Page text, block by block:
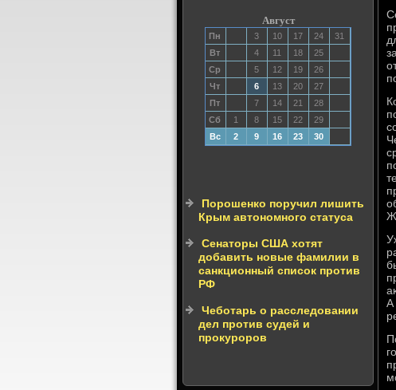
Август
Пн 3 10 17 24
31
Вт
4 11 18
25
Ср
5 12 19
26
Чт
6 13 20
27
Пт
7 14 21
28
Сб
1 8 15 22
29
Вс
2 9 16 23 30
Порошенко поручил лишить
Крым автономного статуса
Сенаторы США хотят
добавить новые фамилии в
санкционный список против
РФ
Чеботарь о расследовании
дел против судей и
прокуроров
А